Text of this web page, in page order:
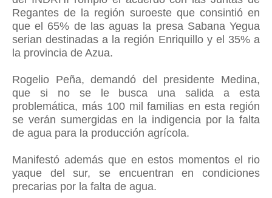
Regantes de la región suroeste que consintió en
que el 65% de las aguas la presa Sabana Yegua
serian destinadas a la región Enriquillo y el 35% a
la provincia de Azua.
Rogelio Peña, demandó del presidente Medina,
que si no se le busca una salida a esta
problemática, más 100 mil familias en esta región
se verán sumergidas en la indigencia por la falta
de agua para la producción agrícola.
Manifestó además que en estos momentos el rio
yaque del sur, se encuentran en condiciones
precarias por la falta de agua.